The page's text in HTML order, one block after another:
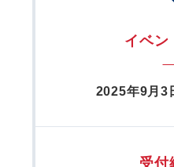
イベン
2025年9月3
受付